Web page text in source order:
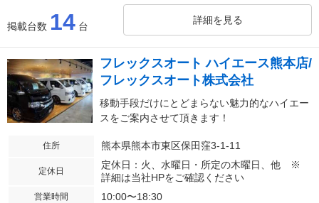
掲載台数 14 台
詳細を見る
フレックスオート ハイエース熊本店/
フレックスオート株式会社
移動手段だけにとどまらない魅力的なハイエー
スをご案内させて頂きます！
住所 熊本県熊本市東区保田窪3-1-11
定休日
定休日：火、水曜日・所定の木曜日、他 ※
詳細は当社HPをご確認ください
営業時間 10:00〜18:30